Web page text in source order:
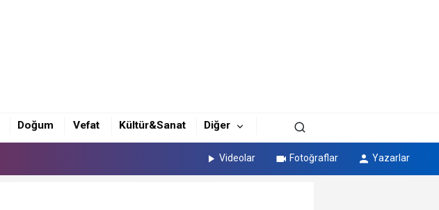
Doğum Vefat Kültür&Sanat Diğer
Videolar Fotoğraflar Yazarlar